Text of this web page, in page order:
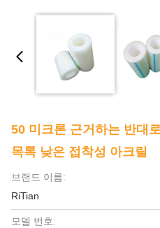
50 미크론 근거하는 반대
목록 낮은 접착성 아크릴
브랜드 이름:
RiTian
모델 번호: